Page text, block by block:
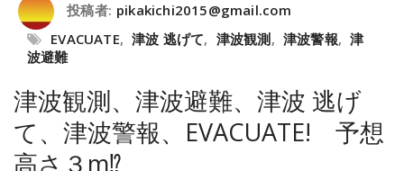
投稿者: pikakichi2015@gmail.com
EVACUATE, 津波 逃げて, 津波観測 , 津波警報, 津
波避難
津波観測、津波避難、津波 逃げ
て、津波警報、EVACUATE! 予想
高さ３m⁉